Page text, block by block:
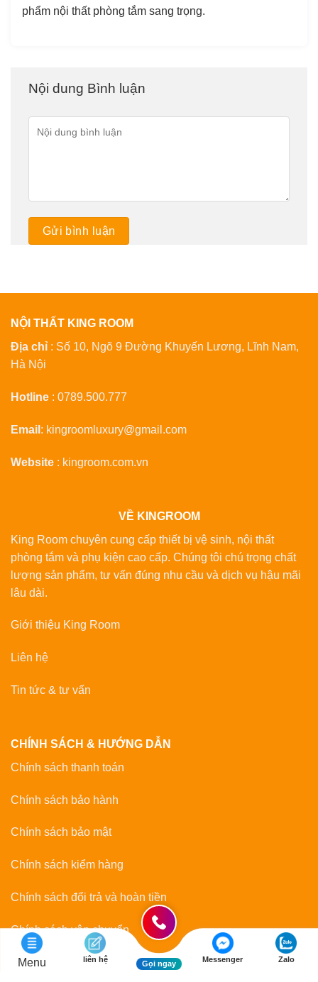
phẩm nội thất phòng tắm sang trọng.
Nội dung Bình luận
NỘI THẤT KING ROOM
Địa chỉ : Số 10, Ngõ 9 Đường Khuyến Lương, Lĩnh Nam,
Hà Nội
Hotline : 0789.500.777
Email : kingroomluxury@gmail.com
Website : kingroom.com.vn
VỀ KINGROOM
King Room chuyên cung cấp thiết bị vệ sinh, nội thất
phòng tắm và phụ kiện cao cấp. Chúng tôi chú trọng chất
lượng sản phẩm, tư vấn đúng nhu cầu và dịch vụ hậu mãi
lâu dài.
Giới thiệu King Room
Liên hệ
Tin tức & tư vấn
CHÍNH SÁCH & HƯỚNG DẪN
Chính sách thanh toán
Chính sách bảo hành
Chính sách bảo mật
Chính sách kiểm hàng
Chính sách đổi trả và hoàn tiền
Chính sách vận chuyển
Hướng dẫn mua hàng
Menu liên hệ Gọi ngay Messenger Zalo